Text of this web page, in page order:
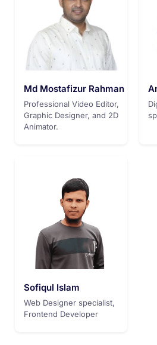
Md Mostafizur Rahman
Professional Video Editor,
Graphic Designer, and 2D
Animator.
Sofiqul Islam
Web Designer specialist,
Frontend Developer